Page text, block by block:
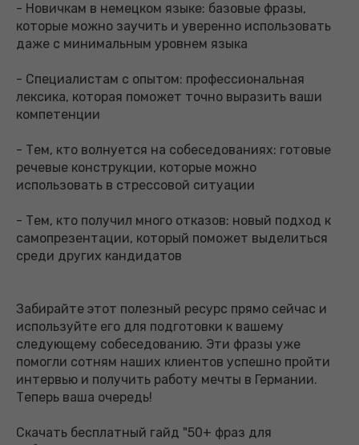
- Новичкам в немецком языке: базовые фразы,
которые можно заучить и уверенно использовать
даже с минимальным уровнем языка
- Специалистам с опытом: профессиональная
лексика, которая поможет точно выразить ваши
компетенции
- Тем, кто волнуется на собеседованиях: готовые
речевые конструкции, которые можно
использовать в стрессовой ситуации
- Тем, кто получил много отказов: новый подход к
самопрезентации, который поможет выделиться
среди других кандидатов
Забирайте этот полезный ресурс прямо сейчас и
используйте его для подготовки к вашему
следующему собеседованию. Эти фразы уже
помогли сотням наших клиентов успешно пройти
интервью и получить работу мечты в Германии.
Теперь ваша очередь!
Скачать бесплатный гайд "50+ фраз для